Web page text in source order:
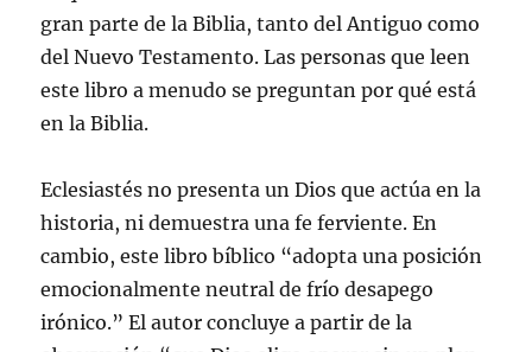
gran parte de la Biblia, tanto del Antiguo como
del Nuevo Testamento. Las personas que leen
este libro a menudo se preguntan por qué está
en la Biblia.
Eclesiastés no presenta un Dios que actúa en la
historia, ni demuestra una fe ferviente. En
cambio, este libro bíblico “adopta una posición
emocionalmente neutral de frío desapego
irónico.” El autor concluye a partir de la